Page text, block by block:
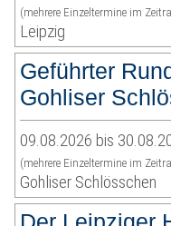
(mehrere Einzeltermine im
Leipzig
Geführter
Gohliser
09.08.2026 bis
(mehrere Einzeltermine im
Gohliser Schlösschen